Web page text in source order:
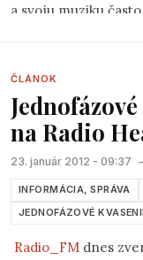
a svoju muziku
robote na koncert
prídu v sobotu, keď
mostu – a zase
publikum
ČLÁNOK
na Radio
23. január 2012 - 09:37
INFORMÁCIA, SPRÁVA
JEDNOFÁZOVÉ
Radio_FM dnes